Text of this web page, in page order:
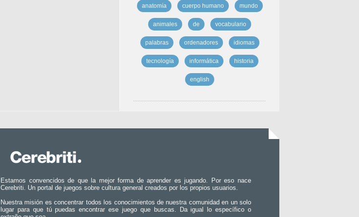
anatomía cuerpo humano mundo
animales de vocabulario
palabras ordenadores idiomas
tecnología informática historia
english
Estamos convencidos de que la mejor forma de aprender es jugando. Por eso nace
Cerebriti. Un portal de juegos sobre cultura general creados por los propios usuarios.
Nuestra misión es concentrar todos los conocimientos de nuestra comunidad en un solo
lugar para que tú puedas encontrar ese juego que buscas. Da igual lo específico o